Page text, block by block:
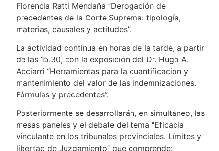
Florencia Ratti Mendaña “Derogación de
precedentes de la Corte Suprema: tipología,
materias, causales y actitudes”.
La actividad continua en horas de la tarde, a partir
de las 15.30, con la exposición del Dr. Hugo A.
Acciarri “Herramientas para la cuantificación y
mantenimiento del valor de las indemnizaciones.
Fórmulas y precedentes”.
Posteriormente se desarrollarán, en simultáneo, las
mesas paneles y el debate del tema “Eficacia
vinculante en los tribunales provinciales. Límites y
libertad de Juzgamiento” que comprende: